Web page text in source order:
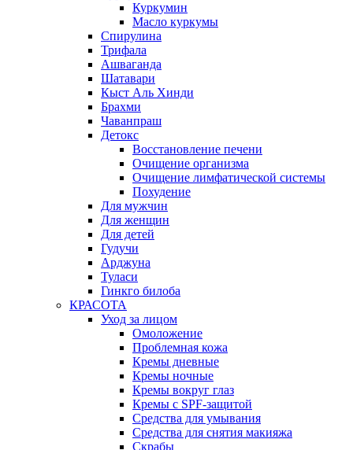
Куркумин
Масло куркумы
Спирулина
Трифала
Ашваганда
Шатавари
Кыст Аль Хинди
Брахми
Чаванпраш
Детокс
Восстановление печени
Очищение организма
Очищение лимфатической системы
Похудение
Для мужчин
Для женщин
Для детей
Гудучи
Арджуна
Туласи
Гинкго билоба
КРАСОТА
Уход за лицом
Омоложение
Проблемная кожа
Кремы дневные
Кремы ночные
Кремы вокруг глаз
Кремы с SPF-защитой
Средства для умывания
Средства для снятия макияжа
Скрабы